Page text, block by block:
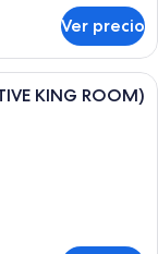
Ver precio
de hotel con una
KING ROOM)